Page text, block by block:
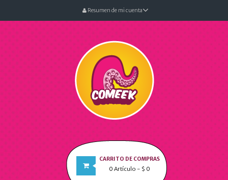
Resumen de mi cuenta
CARRITO DE COMPRAS
0 Artículo - $ 0